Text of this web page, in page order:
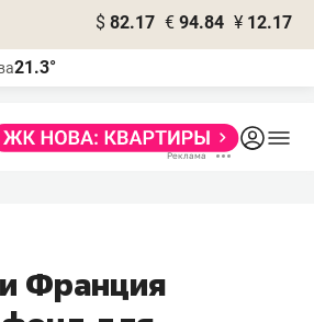
$ 82.17 € 94.84 ¥ 12.17
21.3°
Франция